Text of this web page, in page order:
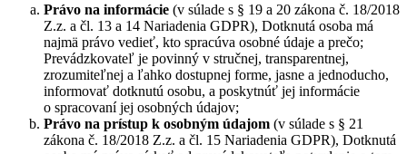
Právo na informácie (v súlade s § 19 a 20 zákona č. 18/2018
Z.z. a čl. 13 a 14 Nariadenia GDPR), Dotknutá osoba má
najmä právo vedieť, kto spracúva osobné údaje a prečo;
Prevádzkovateľ je povinný v stručnej, transparentnej,
zrozumiteľnej a ľahko dostupnej forme, jasne a jednoducho,
informovať dotknutú osobu, a poskytnúť jej informácie
o spracovaní jej osobných údajov;
Právo na prístup k osobným údajom (v súlade s § 21
zákona č. 18/2018 Z.z. a čl. 15 Nariadenia GDPR), Dotknutá